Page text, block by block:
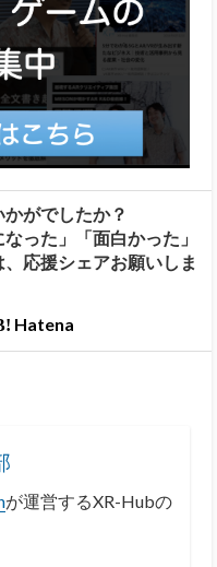
がでしたか？
った」「面白かった」
、応援シェアお願いしま
Hatena
が運営するXR-Hubの